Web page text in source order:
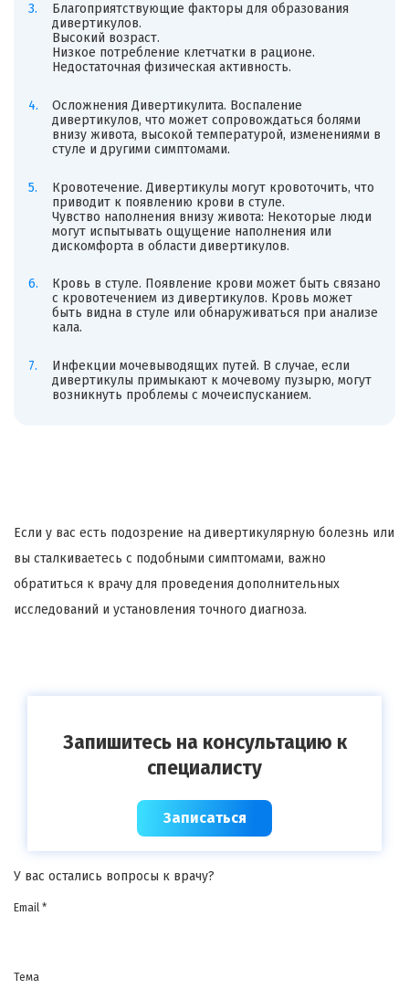
Благоприятствующие факторы для образования
дивертикулов.
Высокий возраст.
Низкое потребление клетчатки в рационе.
Недостаточная физическая активность.
Осложнения Дивертикулита. Воспаление
дивертикулов, что может сопровождаться болями
внизу живота, высокой температурой, изменениями в
стуле и другими симптомами.
Кровотечение. Дивертикулы могут кровоточить, что
приводит к появлению крови в стуле.
Чувство наполнения внизу живота: Некоторые люди
могут испытывать ощущение наполнения или
дискомфорта в области дивертикулов.
Кровь в стуле. Появление крови может быть связано
с кровотечением из дивертикулов. Кровь может
быть видна в стуле или обнаруживаться при анализе
кала.
Инфекции мочевыводящих путей. В случае, если
дивертикулы примыкают к мочевому пузырю, могут
возникнуть проблемы с мочеиспусканием.
Если у вас есть подозрение на дивертикулярную болезнь или
вы сталкиваетесь с подобными симптомами, важно
обратиться к врачу для проведения дополнительных
исследований и установления точного диагноза.
Запишитесь на консультацию к
специалисту
Записаться
У вас остались вопросы к врачу?
Email *
Тема